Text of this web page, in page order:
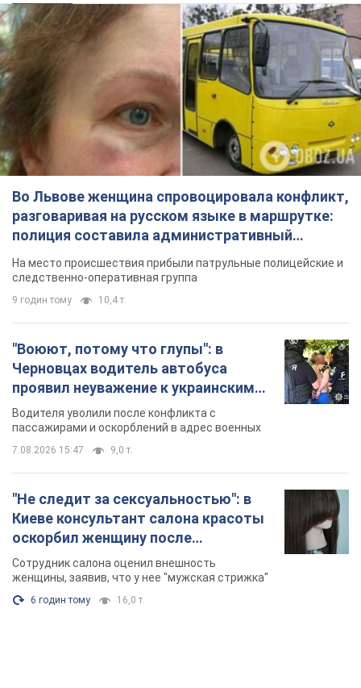
Во Львове женщина спровоцировала конфликт,
разговаривая на русском языке в маршрутке:
полиция составила административный
протокол. Видео
На место происшествия прибыли патрульные полицейские и
следственно-оперативная группа
9 годин тому 10,4 т.
"Воюют, потому что глупы": в
Черновцах водитель автобуса
проявил неуважение к украинским
военным и поплатился за это.
Видео
Водителя уволили после конфликта с
пассажирами и оскорблений в адрес военных
7.08.2026 15:47 9,0 т.
"Не следит за сексуальностью": в
Киеве консультант салона красоты
оскорбил женщину после
химиотерапии, разгорелся скандал.
Фото
Сотрудник салона оценил внешность
женщины, заявив, что у нее "мужская стрижка"
6 годин тому 16,0 т.